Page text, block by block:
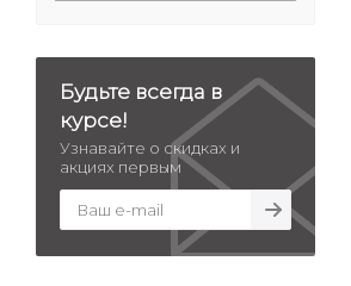
Будьте всегда в
курсе!
Узнавайте о скидках и
акциях первым